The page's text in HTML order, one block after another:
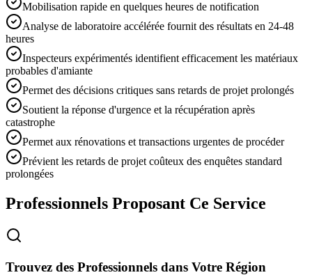
Mobilisation rapide en quelques heures de notification
Analyse de laboratoire accélérée fournit des résultats en 24-48
heures
Inspecteurs expérimentés identifient efficacement les matériaux
probables d'amiante
Permet des décisions critiques sans retards de projet prolongés
Soutient la réponse d'urgence et la récupération après
catastrophe
Permet aux rénovations et transactions urgentes de procéder
Prévient les retards de projet coûteux des enquêtes standard
prolongées
Professionnels Proposant Ce Service
Trouvez des Professionnels dans Votre Région